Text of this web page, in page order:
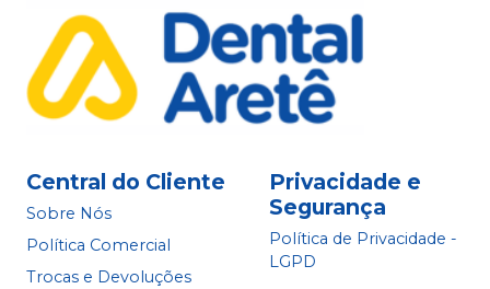
Central do Cliente
Sobre Nós
Política Comercial
Trocas e Devoluções
Privacidade e
Segurança
Política de Privacidade -
LGPD